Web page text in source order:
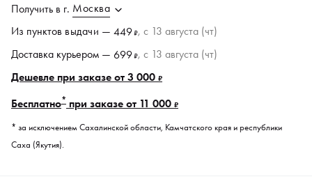
Получить в г. Москва
Из пунктов выдачи — 449₽, c 13 августа (чт)
Доставка курьером — 699₽, c 13 августа (чт)
Дешевле при заказе от 3 000 ₽
Бесплатно* при заказе от 11 000 ₽
* за исключением Сахалинской области, Камчатского края и республики
Саха (Якутия).